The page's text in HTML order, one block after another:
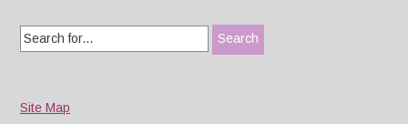
Search
for:
Site Map